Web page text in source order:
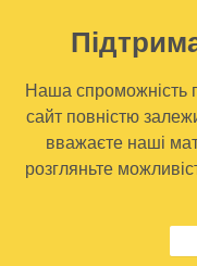
Наша спроможність
сайт повністю
вважаєте наші
розгляньте